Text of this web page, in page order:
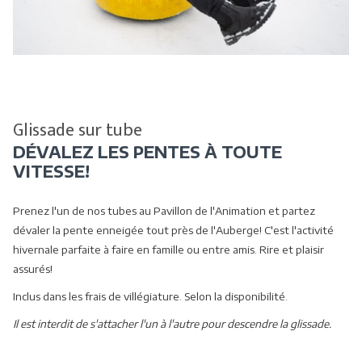
Glissade sur tube
DÉVALEZ LES PENTES À TOUTE
VITESSE!
Prenez l'un de nos tubes au Pavillon de l'Animation et partez
dévaler la pente enneigée tout près de l'Auberge! C'est l'activité
hivernale parfaite à faire en famille ou entre amis. Rire et plaisir
assurés!
Inclus dans les frais de villégiature. Selon la disponibilité.
Il est interdit de s'attacher l'un à l'autre pour descendre la glissade.